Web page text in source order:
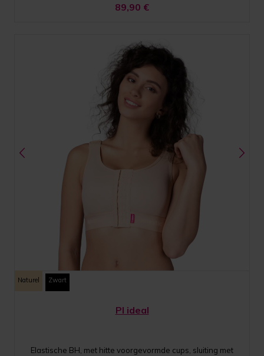
89,90 €
Naturel Zwart
PI ideal
Elastische BH, met hitte voorgevormde cups, sluiting met